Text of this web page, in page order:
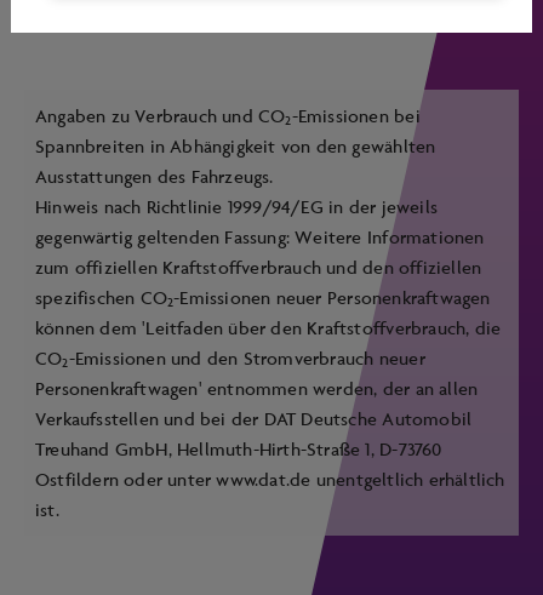
Angaben zu Verbrauch und CO2-Emissionen bei
Spannbreiten in Abhängigkeit von den gewählten
Ausstattungen des Fahrzeugs.
Hinweis nach Richtlinie 1999/94/EG in der jeweils
gegenwärtig geltenden Fassung: Weitere Informationen
zum offiziellen Kraftstoffverbrauch und den offiziellen
spezifischen CO2-Emissionen neuer Personenkraftwagen
können dem 'Leitfaden über den Kraftstoffverbrauch, die
CO2-Emissionen und den Stromverbrauch neuer
Personenkraftwagen' entnommen werden, der an allen
Verkaufsstellen und bei der DAT Deutsche Automobil
Treuhand GmbH, Hellmuth-Hirth-Straße 1, D-73760
Ostfildern oder unterwww.dat.de unentgeltlich erhältlich
ist.